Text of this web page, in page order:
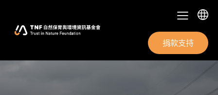
捐款支持